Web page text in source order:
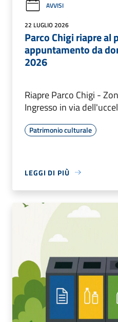
AVVISI
22 LUGLIO 2026
Parco Chigi riapre al
appuntamento da
2026
Riapre Parco Chigi -
Ingresso in via
Patrimonio culturale
LEGGI DI PIÙ